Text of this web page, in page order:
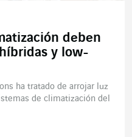
deben
y low-
ha tratado de arrojar luz
de climatización del